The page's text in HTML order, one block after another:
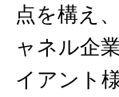
点を構え
ャネル企
イアント